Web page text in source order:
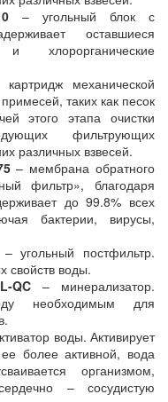
– угольный блок с
оставшиеся
хлорорганические
механической
таких как песок
этого этапа очистки
фильтрующих
различных взвесей.
– мембрана обратного
фильтр», благодаря
до 99.8% всех
бактерии, вирусы,
– угольный постфильтр.
свойств воды.
QC – минерализатор.
необходимым для
воды. Активирует
более активной, вода
организмом,
– сосудистую